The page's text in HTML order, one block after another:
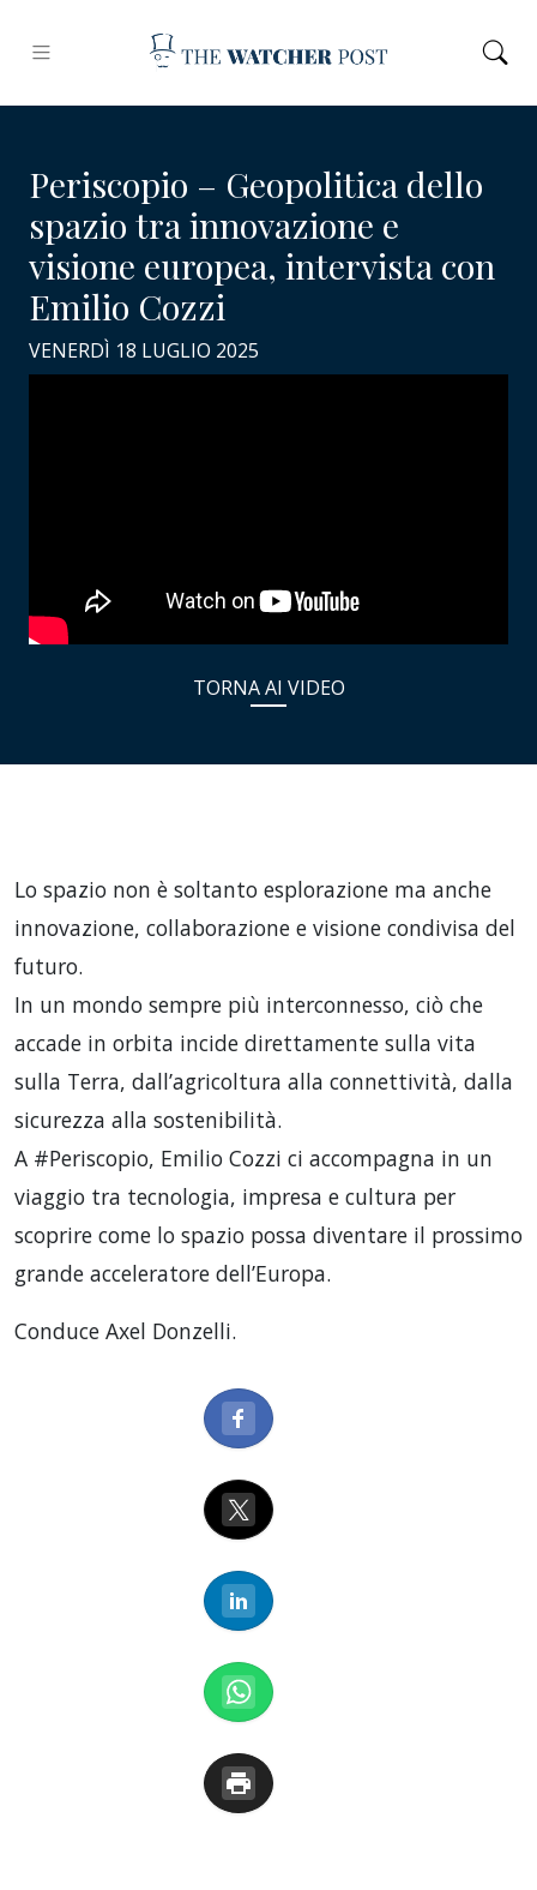
Periscopio – Geopolitica dello
spazio tra innovazione e
visione europea, intervista con
Emilio Cozzi
VENERDÌ 18 LUGLIO 2025
TORNA AI VIDEO
Lo spazio non è soltanto esplorazione ma anche
innovazione, collaborazione e visione condivisa del
futuro.
In un mondo sempre più interconnesso, ciò che
accade in orbita incide direttamente sulla vita
sulla Terra, dall’agricoltura alla connettività, dalla
sicurezza alla sostenibilità.
A #Periscopio, Emilio Cozzi ci accompagna in un
viaggio tra tecnologia, impresa e cultura per
scoprire come lo spazio possa diventare il prossimo
grande acceleratore dell’Europa.
Conduce Axel Donzelli.